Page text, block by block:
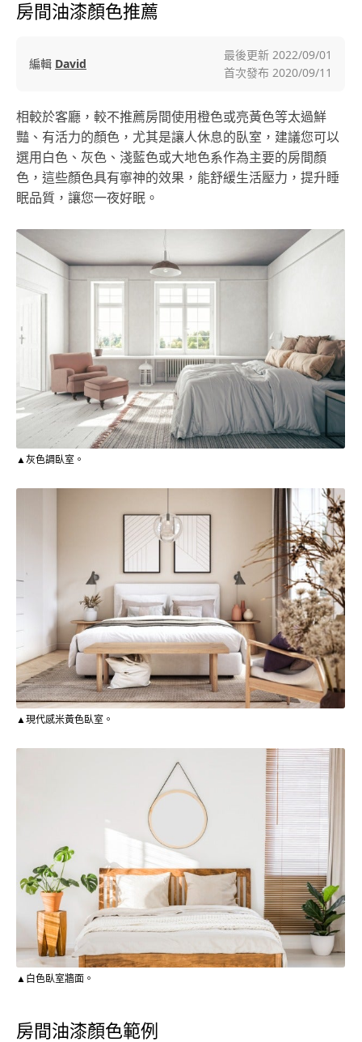
房間油漆顏色推薦
編輯 David
最後更新 2022/09/01
首次發布 2020/09/11
相較於客廳，較不推薦房間使用橙色或亮黃色等太過鮮
豔、有活力的顏色，尤其是讓人休息的臥室，建議您可以
選用白色、灰色、淺藍色或大地色系作為主要的房間顏
色，這些顏色具有寧神的效果，能舒緩生活壓力，提升睡
眠品質，讓您一夜好眠。
▲灰色調臥室。
▲現代感米黃色臥室。
▲白色臥室牆面。
房間油漆顏色範例